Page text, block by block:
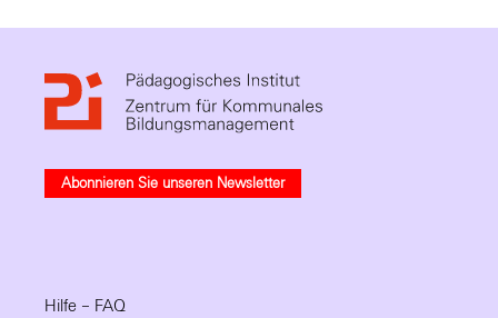
Abonnieren Sie unseren Newsletter
Hilfe – FAQ